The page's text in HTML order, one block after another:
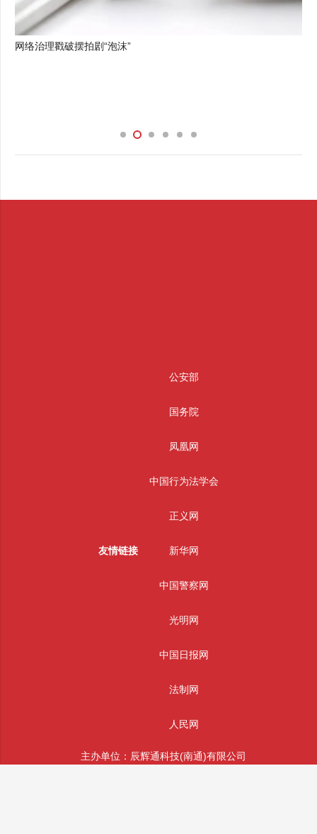
网络治理戳破摆拍剧“泡沫”
友情链接
公安部
国务院
凤凰网
中国行为法学会
正义网
新华网
中国警察网
光明网
中国日报网
法制网
人民网
主办单位：辰辉通科技(南通)有限公司